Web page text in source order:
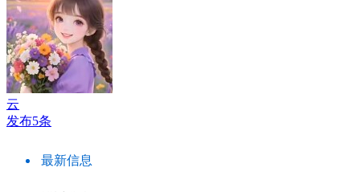
云
发布5条
最新信息